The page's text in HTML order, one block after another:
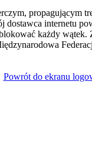
propagującym
internetu
każdy
Powrót do ekranu